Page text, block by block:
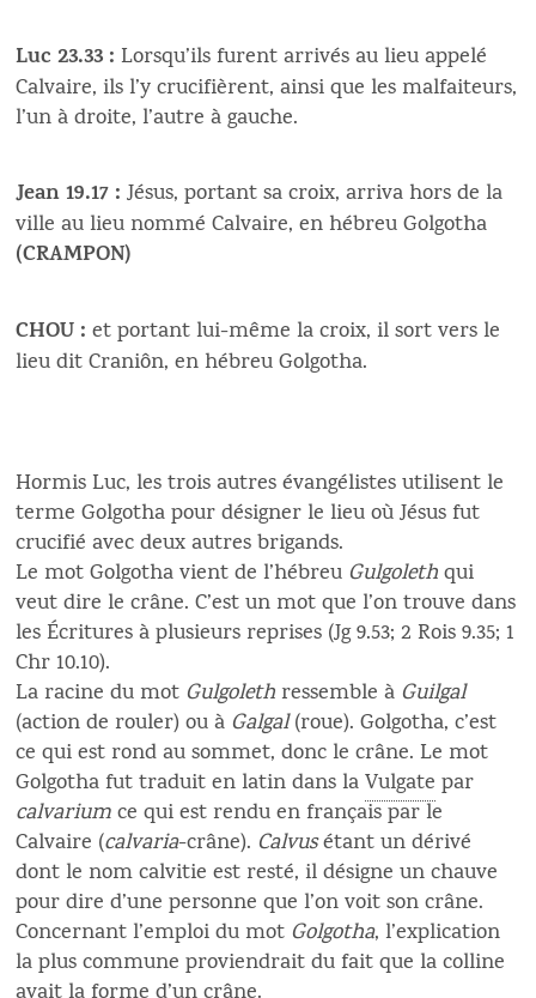
Luc 23.33 :Lorsqu’ils furent arrivés au lieu appelé
Calvaire, ils l’y crucifièrent, ainsi que les malfaiteurs,
l’un à droite, l’autre à gauche.
Jean 19.17 : Jésus, portant sa croix, arriva hors de la
ville au lieu nommé Calvaire, en hébreu Golgotha
(CRAMPON)
CHOU : et portant lui-même la croix, il sort vers le
lieu dit Craniôn, en hébreu Golgotha.
Hormis Luc, les trois autres évangélistes utilisent le
terme Golgotha pour désigner le lieu où Jésus fut
crucifié avec deux autres brigands.
Le mot Golgotha vient de l’hébreu Gulgolethqui
veut dire le crâne. C’est un mot que l’on trouve dans
les Écritures à plusieurs reprises (Jg 9.53; 2 Rois 9.35; 1
Chr 10.10).
La racine du mot Gulgolethressemble à Guilgal
(action de rouler) ou à Galgal(roue). Golgotha, c’est
ce qui est rond au sommet, donc le crâne. Le mot
Golgotha fut traduit en latin dans laVulgate par
calvariumce qui est rendu en français par le
Calvaire (calvaria-crâne). Calvusétant un dérivé
dont le nom calvitie est resté, il désigne un chauve
pour dire d’une personne que l’on voit son crâne.
Concernant l’emploi du mot Golgotha, l’explication
la plus commune proviendrait du fait que la colline